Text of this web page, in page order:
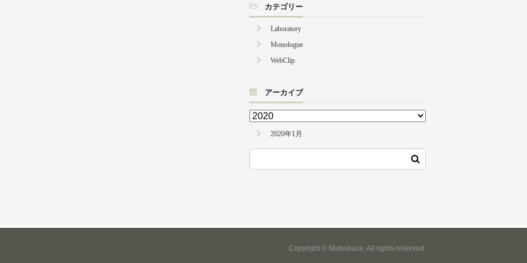
カテゴリー
Laboratory
Monologue
WebClip
アーカイブ
2020年1月
Copyright © Matsukaze. All rights reserved.